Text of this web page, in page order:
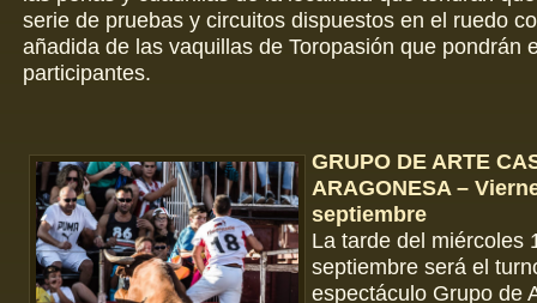
serie de pruebas y circuitos dispuestos en el ruedo
añadida de las vaquillas de Toropasión que pondrán
participantes.
GRUPO DE ARTE
ARAGONESA –
septiembre
La tarde del miércoles
septiembre será el
espectáculo Grupo de